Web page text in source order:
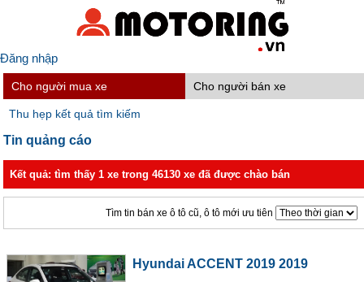
Đăng nhập
Cho người mua xe Cho người bán xe
Thu hẹp kết quả tìm kiếm
Tin quảng cáo
Kết quả: tìm thấy 1 xe trong 46130 xe đã được chào bán
Tìm tin bán xe ô tô cũ, ô tô mới ưu tiên
Hyundai ACCENT 2019 2019